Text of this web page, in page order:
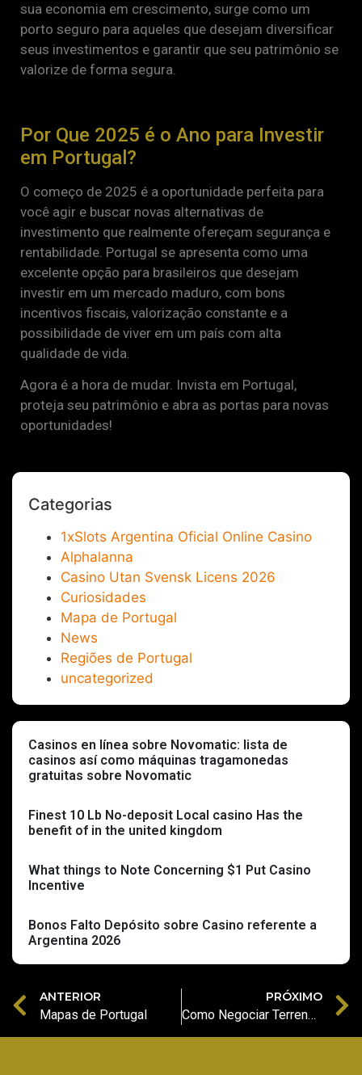
sua economia em crescimento, surge como um
porto seguro para aqueles que desejam diversificar
seus investimentos e garantir que seu patrimônio se
valorize de forma segura.
Por Que 2025 é o Ano para Investir
em Portugal?
O começo de 2025 é a oportunidade perfeita para
você agir e buscar novas alternativas de
investimento que realmente ofereçam segurança e
rentabilidade. Portugal se apresenta como uma
excelente opção para brasileiros que desejam
investir em um mercado maduro, com bons
incentivos fiscais, valorização constante e a
possibilidade de viver em um país com alta
qualidade de vida.
Agora é a hora de mudar. Invista em Portugal,
proteja seu patrimônio e abra as portas para novas
oportunidades!
Categorias
1xSlots Argentina Oficial Online Casino
Alphalanna
Casino Utan Svensk Licens 2026
Curiosidades
Mapa de Portugal
News
Regiões de Portugal
uncategorized
Casinos en línea sobre Novomatic: lista de
casinos así­ como máquinas tragamonedas
gratuitas sobre Novomatic
Finest 10 Lb No-deposit Local casino Has the
benefit of in the united kingdom
What things to Note Concerning $1 Put Casino
Incentive
Bonos Falto Depósito sobre Casino referente a
Argentina 2026
ANTERIOR
Mapas de Portugal
PRÓXIMO
Como Negociar Terrenos Rústicos: Entenda!